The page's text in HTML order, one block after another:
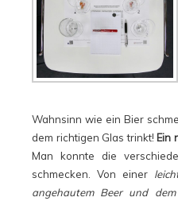
Wahnsinn wie ein Bier
dem richtigen Glas trinkt! Ein
Man konnte die
schmecken. Von einer
angehautem Beer und dem